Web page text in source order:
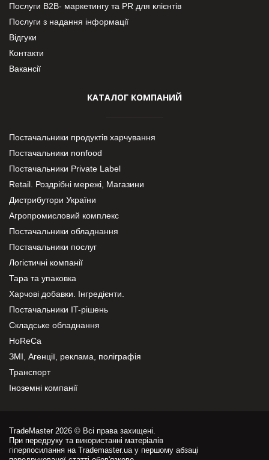
Послуги В2В- маркетингу та PR для клієнтів
Послуги з надання інформації
Відгуки
Контакти
Вакансії
КАТАЛОГ КОМПАНИЙ
Постачальники продуктів харчування
Постачальники nonfood
Постачальники Private Label
Retail. Роздрібні мережі, Магазини
Дистрибутори України
Агропромисловий комплекс
Постачальники обладнання
Постачальники послуг
Логістичні компанії
Тара та упаковка
Харчові добавки. Інгредієнти.
Постачальники IT-рішень
Складське обладнання
HoReCa
ЗМІ, Агенції, реклама, поліграфія
Транспорт
Іноземні компанії
TradeMaster 2026 © Всі права захищені.
При передруку та використанні матеріалів
гіперпосилання на Trademaster.ua у першому абзаці